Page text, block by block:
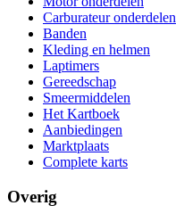
Carburateur onderdelen
Banden
Kleding en helmen
Laptimers
Gereedschap
Smeermiddelen
Het Kartboek
Aanbiedingen
Marktplaats
Complete karts
Overig